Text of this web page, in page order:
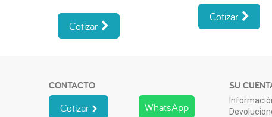
Cotizar
Cotizar
CONTACTO
Cotizar WhatsApp
SU